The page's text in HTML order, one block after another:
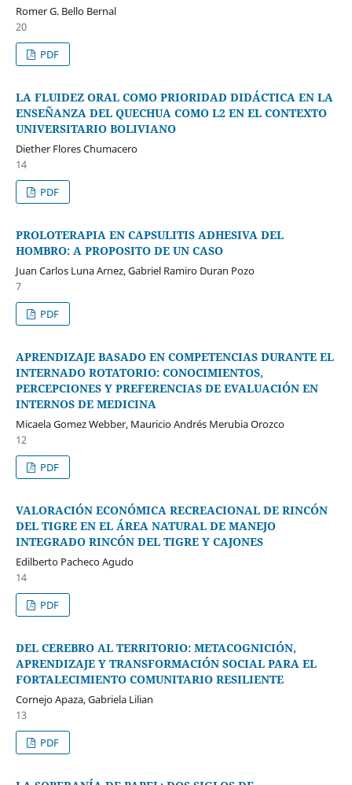
Romer G. Bello Bernal
20
PDF
LA FLUIDEZ ORAL COMO PRIORIDAD DIDÁCTICA EN LA
ENSEÑANZA DEL QUECHUA COMO L2 EN EL CONTEXTO
UNIVERSITARIO BOLIVIANO
Diether Flores Chumacero
14
PDF
PROLOTERAPIA EN CAPSULITIS ADHESIVA DEL
HOMBRO: A PROPOSITO DE UN CASO
Juan Carlos Luna Arnez, Gabriel Ramiro Duran Pozo
7
PDF
APRENDIZAJE BASADO EN COMPETENCIAS DURANTE EL
INTERNADO ROTATORIO: CONOCIMIENTOS,
PERCEPCIONES Y PREFERENCIAS DE EVALUACIÓN EN
INTERNOS DE MEDICINA
Micaela Gomez Webber, Mauricio Andrés Merubia Orozco
12
PDF
VALORACIÓN ECONÓMICA RECREACIONAL DE RINCÓN
DEL TIGRE EN EL ÁREA NATURAL DE MANEJO
INTEGRADO RINCÓN DEL TIGRE Y CAJONES
Edilberto Pacheco Agudo
14
PDF
DEL CEREBRO AL TERRITORIO: METACOGNICIÓN,
APRENDIZAJE Y TRANSFORMACIÓN SOCIAL PARA EL
FORTALECIMIENTO COMUNITARIO RESILIENTE
Cornejo Apaza, Gabriela Lilian
13
PDF